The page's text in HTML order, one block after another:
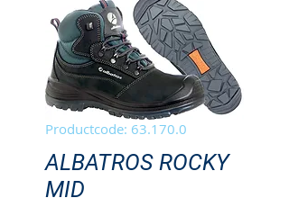
Productcode: 63.170.0
ALBATROS ROCKY
MID